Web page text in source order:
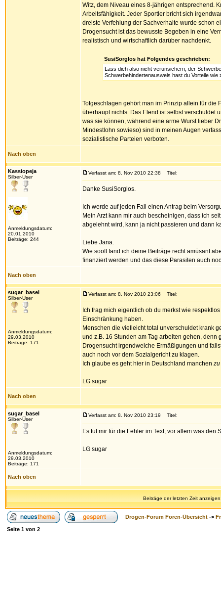
Witz, dem Niveau eines 8-jährigen entsprechend.
Arbeitsfähigkeit. Jeder Sportler bricht sich
dreiste Verfehlung der Sachverhalte wurde schon
Drogensucht ist das bewusste Begeben in eine
realistisch und wirtschaftlich darüber nachdenkt.
SusiSorglos hat Folgendes geschrieben:
Lass dich also nicht verunsichern, der
Schwerbehindertenausweis hast du Vorteile
Totgeschlagen gehört man im Prinzip allein für
überhaupt nichts. Das Elend ist selbst verschuldet
was sie können, während eine arme Wurst lieber
Mindestlohn sowieso) sind in meinen Augen
sozialistische Parteien verboten.
Nach oben
Kassiopeja
Silber-User
Anmeldungsdatum:
20.01.2010
Beiträge: 244
Verfasst am: 8. Nov 2010 22:38 Titel:
Danke SusiSorglos.
Ich werde auf jeden Fall einen Antrag beim
Mein Arzt kann mir auch bescheinigen, dass ich
abgelehnt wird, kann ja nicht passieren und dann
Liebe Jana.
Wie sooft fand ich deine Beiträge recht amüsant
finanziert werden und das diese Parasiten auch
Nach oben
sugar_basel
Silber-User
Anmeldungsdatum:
29.03.2010
Beiträge: 171
Verfasst am: 8. Nov 2010 23:06 Titel:
Ich frag mich eigentlich ob du merkst wie
Einschränkung haben.
Menschen die vielleicht total unverschuldet krank
und z.B. 16 Stunden am Tag arbeiten gehen,
Drogensucht irgendwelche Ermäßigungen und
auch noch vor dem Sozialgericht zu klagen.
Ich glaube es geht hier in Deutschland manchen zu
LG sugar
Nach oben
sugar_basel
Silber-User
Anmeldungsdatum:
29.03.2010
Beiträge: 171
Verfasst am: 8. Nov 2010 23:19 Titel:
Es tut mir für die Fehler im Text, vor allem was
LG sugar
Nach oben
Beiträge der letzten Zeit
Drogen-Forum Foren-Übersicht ->
Seite 1 von 2